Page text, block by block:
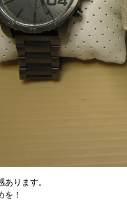
ります。
を！